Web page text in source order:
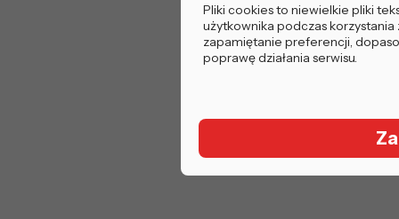
Pliki cookies to niewielkie pliki
użytkownika podczas
zapamiętanie preferencji,
poprawę działania serwisu.